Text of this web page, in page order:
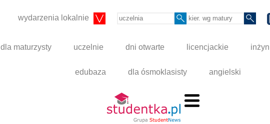
wydarzenia lokalnie
dla maturzysty uczelnie dni otwarte licencjackie
edubaza dla ósmoklasisty angielski